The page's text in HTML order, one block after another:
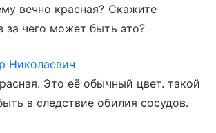
вечно красная? Скажите
за чего может быть это?
Николаевич
Это её обычный цвет. такой
в следствие обилия сосудов.